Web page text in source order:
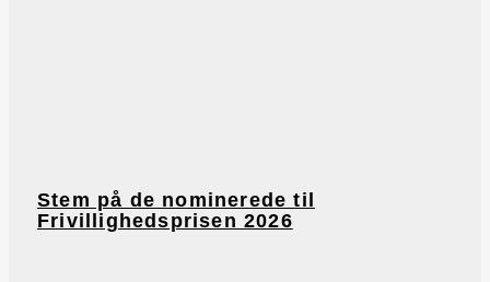
Stem på de nominerede til
Frivillighedsprisen 2026